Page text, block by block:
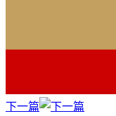
下一篇